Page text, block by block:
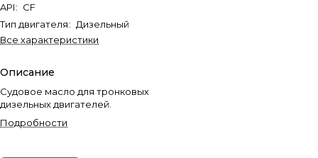
API: CF
Тип двигателя: Дизельный
Все характеристики
Описание
Судовое масло для тронковых
дизельных двигателей.
Подробности